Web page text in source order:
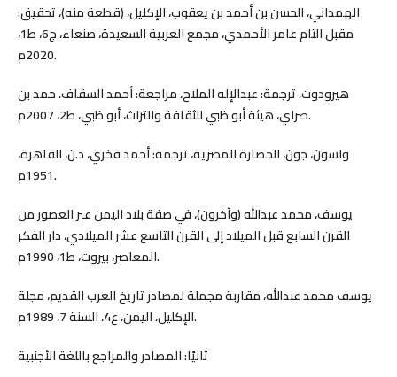
الهمداني، الحسن بن أحمد بن يعقوب، الإكليل، (قطعة منه)، تحقيق:
مقبل التام عامر الأحمدي، مجمع العربية السعيدة، صنعاء، ج6، ط1،
2020م.
هيرودوت، ترجمة: عبدالإله الملاح، مراجعة: أحمد السقاف، حمد بن
صراي، هيئة أبو ظبي للثقافة والتراث، أبو ظبي، ط2، 2007م.
ولسون، جون، الحضارة المصرية، ترجمة: أحمد فخري، د.ن، القاهرة،
1951م.
يوسف، محمد عبدالله (وآخرون)، في صفة بلاد اليمن عبر العصور من
القرن السابع قبل الميلاد إلى القرن التاسع عشر الميلادي، دار الفكر
المعاصر، بيروت، ط1، 1990م.
يوسف محمد عبدالله، مقاربة مجملة لمصادر تاريخ العرب القديم، مجلة
الإكليل، اليمن، ع4، السنة 7، 1989م.
ثانيًا: المصادر والمراجع باللغة الأجنبية